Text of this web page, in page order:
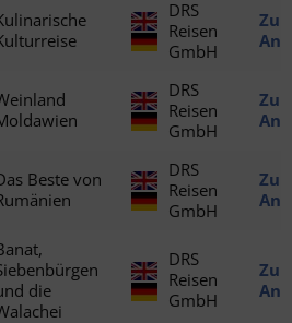
DRS
Reisen
GmbH
DRS
Reisen
GmbH
Beste von
DRS
Reisen
GmbH
die
DRS
Reisen
GmbH